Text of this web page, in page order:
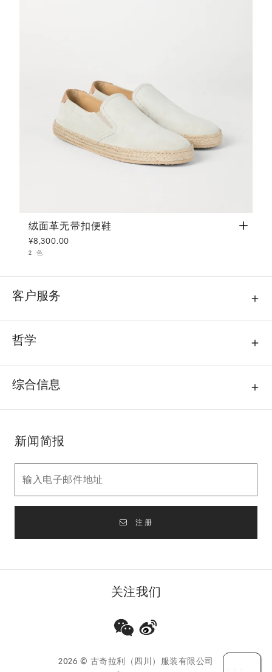
绒面革无带扣便鞋 象牙色
绒面革无带扣便鞋
¥8,300.00
2 色
客户服务
哲学
综合信息
新闻简报
注册
关注我们
2026 © 古奇拉利（四川）服装有限公司